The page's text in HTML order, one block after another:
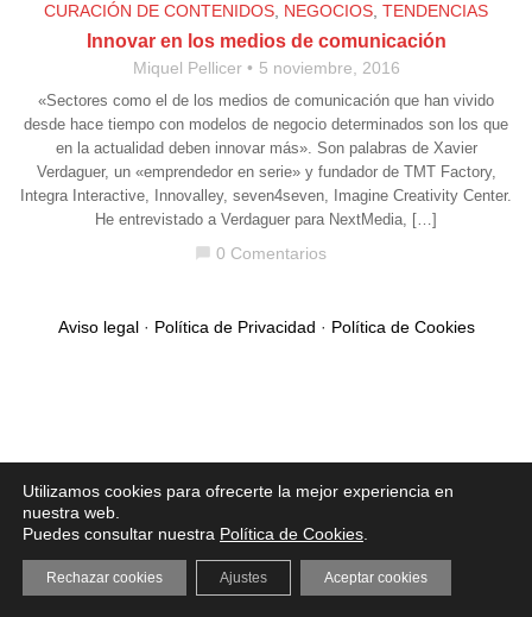
CURACIÓN DE CONTENIDOS NEGOCIOS TENDENCIAS
Innovar en los medios de comunicación
Miquel Pellicer 5 noviembre, 2016
«Sectores como el de los medios de comunicación que han vivido
desde hace tiempo con modelos de negocio determinados son los que
en la actualidad deben innovar más». Son palabras de Xavier
Verdaguer, un «emprendedor en serie» y fundador de TMT Factory,
Integra Interactive, Innovalley, seven4seven, Imagine Creativity Center.
He entrevistado a Verdaguer para NextMedia, […]
0 Comentarios
Aviso legal· Política de Privacidad · Política de Cookies
Utilizamos cookies para ofrecerte la mejor experiencia en
nuestra web.
Puedes consultar nuestra Política de Cookies
Aceptar cookies
Rechazar cookies Ajustes